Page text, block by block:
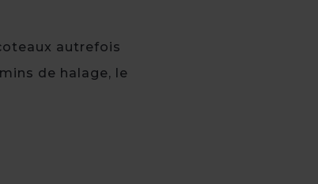
autrefois
de halage, le